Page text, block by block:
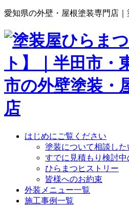
愛知県の外壁・屋根塗装専門店
はじめにご覧ください
塗装について相談した
すでに見積もり検討中
ひらまつヒストリー
皆様へのお約束
外装メニュー一覧
施工事例一覧